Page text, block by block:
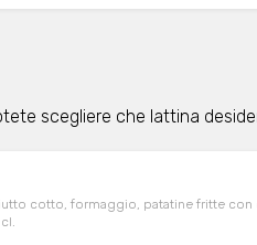
scegliere che lattina
cotto, formaggio, patatine fritte con